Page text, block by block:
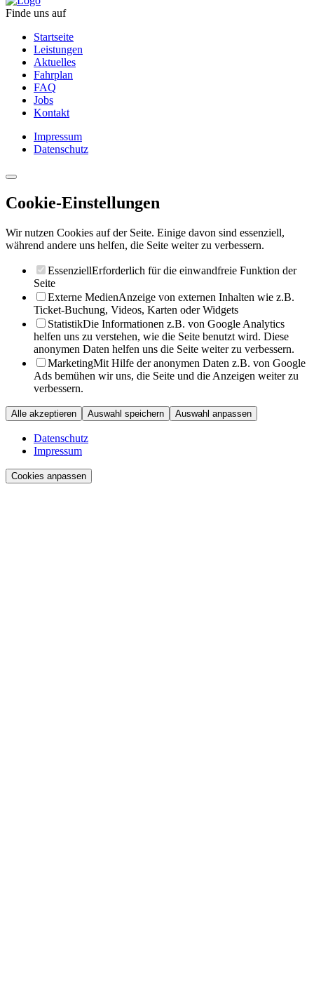
Finde uns auf
Startseite
Leistungen
Aktuelles
Fahrplan
FAQ
Jobs
Kontakt
Impressum
Datenschutz
Cookie-Einstellungen
Wir nutzen Cookies auf der Seite. Einige davon sind essenziell,
während andere uns helfen, die Seite weiter zu verbessern.
EssenziellErforderlich für die einwandfreie Funktion der
Seite
Externe MedienAnzeige von externen Inhalten wie z.B.
Ticket-Buchung, Videos, Karten oder Widgets
StatistikDie Informationen z.B. von Google Analytics
helfen uns zu verstehen, wie die Seite benutzt wird. Diese
anonymen Daten helfen uns die Seite weiter zu verbessern.
MarketingMit Hilfe der anonymen Daten z.B. von Google
Ads bemühen wir uns, die Seite und die Anzeigen weiter zu
verbessern.
Alle akzeptieren Auswahl speichern Auswahl anpassen
Datenschutz
Impressum
Cookies anpassen